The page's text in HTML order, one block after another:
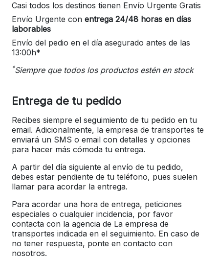
Casi todos los destinos tienen Envío Urgente Gratis
Envío Urgente con entrega 24/48 horas en días
laborables
Envío del pedio en el día asegurado antes de las
13:00h*
*Siempre que todos los productos estén en stock
Entrega de tu pedido
Recibes siempre el seguimiento de tu pedido en tu
email. Adicionalmente, la empresa de transportes te
enviará un SMS o email con detalles y opciones
para hacer más cómoda tu entrega.
A partir del día siguiente al envío de tu pedido,
debes estar pendiente de tu teléfono, pues suelen
llamar para acordar la entrega.
Para acordar una hora de entrega, peticiones
especiales o cualquier incidencia, por favor
contacta con la agencia de La empresa de
transportes indicada en el seguimiento. En caso de
no tener respuesta, ponte en contacto con
nosotros.